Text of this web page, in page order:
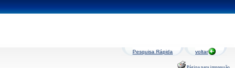
Pesquisa Rápida voltar